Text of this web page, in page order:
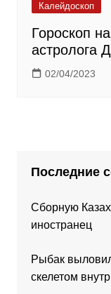
Калейдоскоп
Гороскоп
астролога
02/04/2023
Последние
Сборную
иностранец
Рыбак
скелетом